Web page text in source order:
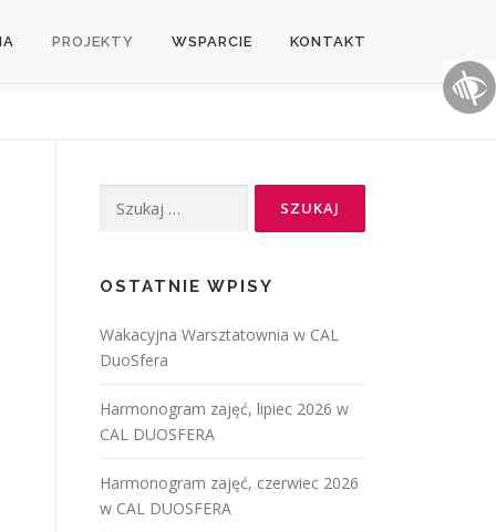
PROJEKTY WSPARCIE KONTAKT
OSTATNIE WPISY
Wakacyjna Warsztatownia w CAL
DuoSfera
Harmonogram zajęć, lipiec 2026 w
CAL DUOSFERA
Harmonogram zajęć, czerwiec 2026
w CAL DUOSFERA